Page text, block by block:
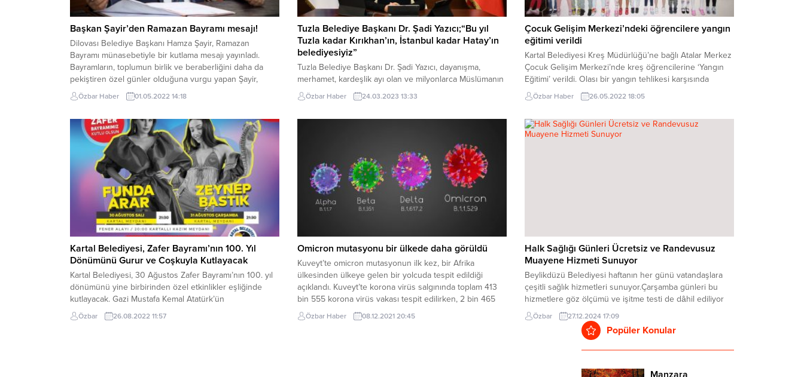
Başkan Şayir’den Ramazan Bayramı mesajı!
Dilovası Belediye Başkanı Hamza Şayir, Ramazan
Bayramı münasebetiyle bir kutlama mesajı yayınladı.
Bayramların, toplumun birlik ve beraberliğini daha da
pekiştiren özel günler olduğuna vurgu yapan Şayir,
“Mübarek Ramazan Bayramı’nın anlamına uygun bir
şekilde hoşgörü içerisinde geçirilmesini diliyorum” dedi.
ve mağfiret ayı olan bir Ramazan-ı...
Özbar Haber 01.05.2022 14:18
Tuzla Belediye Başkanı Dr. Şadi Yazıcı;“Bu yıl
Tuzla kadar Kırıkhan’ın, İstanbul kadar Hatay’ın
belediyesiyiz”
Tuzla Belediye Başkanı Dr. Şadi Yazıcı, dayanışma,
merhamet, kardeşlik ayı olan ve milyonlarca Müslümanın
büyük bir heyecanla beklediği 11 ayın sultanı Ramazan
ayının başlaması nedeniyle tüm Müslüman aleminin bu
“Kardeşlerimiz için tek yürek olduğumuz, canımızla,
Özbar Haber 24.03.2023 13:33
Çocuk Gelişim Merkezi’ndeki öğrencilere yangın
eğitimi verildi
Kartal Belediyesi Kreş Müdürlüğü’ne bağlı Atalar Merkez
Çocuk Gelişim Merkezi’nde kreş öğrencilerine ‘Yangın
Eğitimi’ verildi. Olası bir yangın tehlikesi karşısında
çocukların, öğretmenlerin ve personelin
bilinçlendirilmesi için yapılan eğitimde önce barkovizyon
tatbikat gerçekleştirildi. Eğitimde çocuklara yangın
anında ve sonrasında neler yapmaları gerektiği anlatıldı.
Özbar Haber 26.05.2022 18:05
Kartal Belediyesi, Zafer Bayramı’nın 100. Yıl
Dönümünü Gurur ve Coşkuyla Kutlayacak
Kartal Belediyesi, 30 Ağustos Zafer Bayramı’nın 100. yıl
dönümünü yine birbirinden özel etkinlikler eşliğinde
kutlayacak. Gazi Mustafa Kemal Atatürk’ün
başkumandanlığında Türk askerinin zaferiyle sonuçlanan
Büyük Taarruz’un 100. yıl dönümü; Fener Alayı ve Kartal
Özbar 26.08.2022 11:57
Omicron mutasyonu bir ülkede daha görüldü
Kuveyt’te omicron mutasyonun ilk kez, bir Afrika
ülkesinden ülkeye gelen bir yolcuda tespit edildiği
açıklandı. Kuveyt’te korona virüs salgınında toplam 413
bin 555 korona virüs vakası tespit edilirken, 2 bin 465
kişi hayatını kaybetti. Yaklaşık 4 milyon 300 bin nüfuslu
ülkede korona virüse karşı iki doz aşı yaptıranların oranı
Özbar Haber 08.12.2021 20:45
Halk Sağlığı Günleri Ücretsiz ve Randevusuz
Muayene Hizmeti Sunuyor
Beylikdüzü Belediyesi haftanın her günü vatandaşlara
çeşitli sağlık hizmetleri sunuyor.Çarşamba günleri bu
hizmetlere göz ölçümü ve işitme testi de dâhil ediliyor
ve randevuşartı da aranmıyor. Beylikdüzü Belediyesi
Sağlık İşleri Müdürlüğü, sosyal belediyecilik anlayışıyla
yürüttüğü ücretsiz sağlıkhizmetlerini sürdürüyor.
Özbar 27.12.2024 17:09
Popüler Konular
Manzara